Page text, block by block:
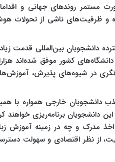
مستمر روندهای جهانی و
و ظرفیت‌های ناشی از تحولات
دانشجویان بین‌المللی قدمت
کشور موفق شده‌اند
در شیوه‌های پذیرش،
دانشجویان خارجی همواره با
دانشجویان برنامه‌ریزی خواهند
مدرک و چه در زمینه آموزش
از نظر اقتصادی و سهولت